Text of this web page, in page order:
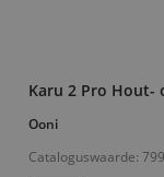
Karu 2 Pro Hout-
Ooni
Cataloguswaarde: